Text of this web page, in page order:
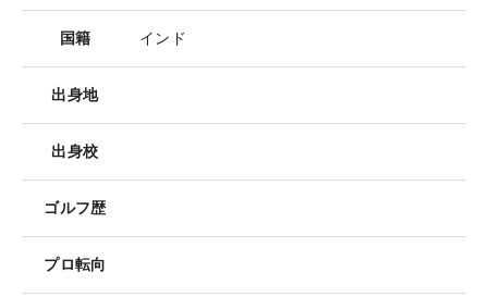
国籍 インド
出身地
出身校
ゴルフ歴
プロ転向